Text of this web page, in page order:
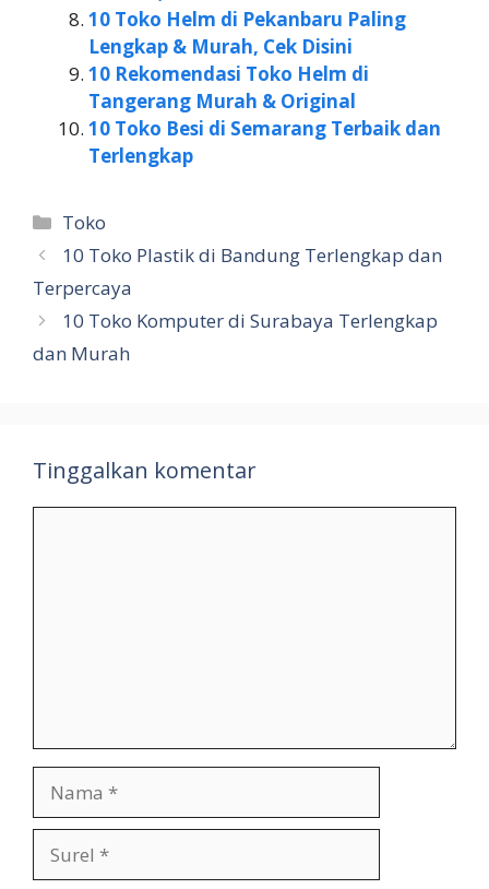
10 Toko Helm di Pekanbaru Paling
Lengkap & Murah, Cek Disini
10 Rekomendasi Toko Helm di
Tangerang Murah & Original
10 Toko Besi di Semarang Terbaik dan
Terlengkap
Kategori
Toko
10 Toko Plastik di Bandung Terlengkap dan
Terpercaya
10 Toko Komputer di Surabaya Terlengkap
dan Murah
Tinggalkan komentar